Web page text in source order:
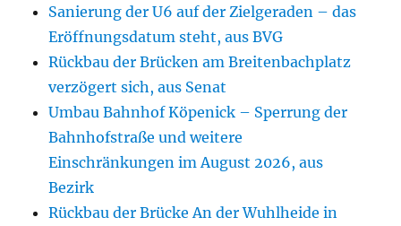
Sanierung der U6 auf der Zielgeraden – das
Eröffnungsdatum steht, aus BVG
Rückbau der Brücken am Breitenbachplatz
verzögert sich, aus Senat
Umbau Bahnhof Köpenick – Sperrung der
Bahnhofstraße und weitere
Einschränkungen im August 2026, aus
Bezirk
Rückbau der Brücke An der Wuhlheide in